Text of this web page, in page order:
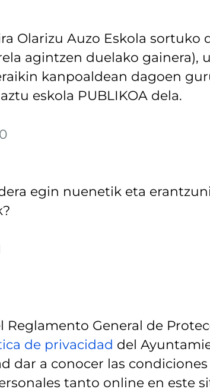
Olarizu Auzo Eskola sortuko
agintzen duelako gainera),
kanpoaldean dagoen
eskola PUBLIKOA dela.
egin nuenetik eta
General de
de privacidad del
dar a conocer las
tanto online en este